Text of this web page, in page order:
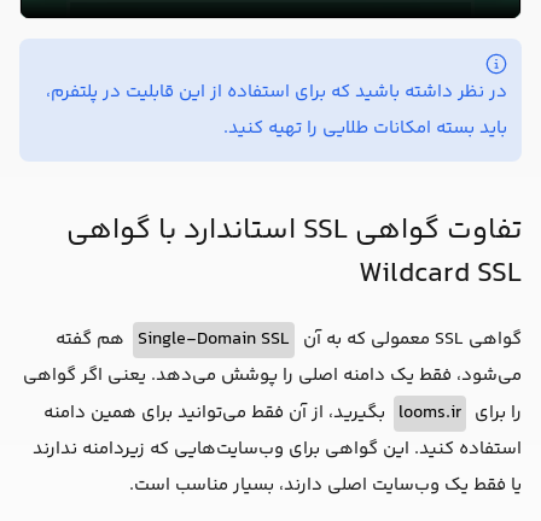
در نظر داشته باشید که برای استفاده از این قابلیت در پلتفرم،
باید بسته امکانات طلایی را تهیه کنید.
تفاوت گواهی SSL استاندارد با گواهی
Wildcard SSL
گواهی SSL معمولی که به آن Single-Domain SSL هم گفته
می‌شود، فقط یک دامنه اصلی را پوشش می‌دهد. یعنی اگر گواهی
را برای looms.ir بگیرید، از آن فقط می‌توانید برای همین دامنه
استفاده کنید. این گواهی برای وب‌سایت‌هایی که زیردامنه ندارند
یا فقط یک وب‌سایت اصلی دارند، بسیار مناسب است.